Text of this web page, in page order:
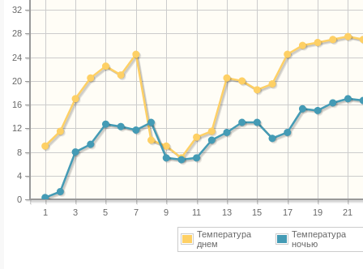
1 3 5 7 9 11 13 15 17 19 21
0
4
8
12
16
20
24
28
32
Температура
днем
Температура
ночью